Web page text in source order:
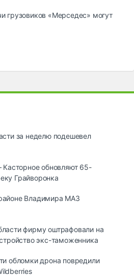
грузовиков «Мерседес» могут
за неделю подешевел
Касторное обновляют 65-
Грайворонка
Владимира МАЗ
фирму оштрафовали на
экс-таможенника
обломки дрона повредили